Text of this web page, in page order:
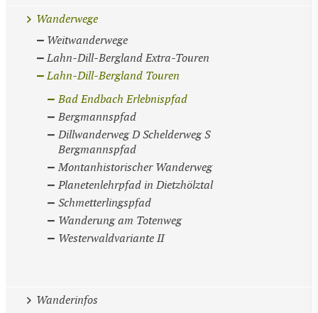
Wanderwege
Weitwanderwege
Lahn-Dill-Bergland Extra-Touren
Lahn-Dill-Bergland Touren
Bad Endbach Erlebnispfad
Bergmannspfad
Dillwanderweg D Schelderweg S
Bergmannspfad
Montanhistorischer Wanderweg
Planetenlehrpfad in Dietzhölztal
Schmetterlingspfad
Wanderung am Totenweg
Westerwaldvariante II
Wanderinfos